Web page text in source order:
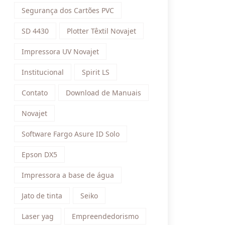
Segurança dos Cartões PVC
SD 4430 Plotter Têxtil Novajet
Impressora UV Novajet
Institucional Spirit LS
Contato Download de Manuais
Novajet
Software Fargo Asure ID Solo
Epson DX5
Impressora a base de água
Jato de tinta Seiko
Laser yag Empreendedorismo